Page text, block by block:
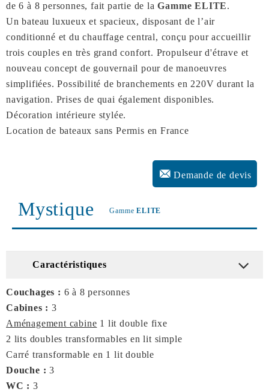
de 6 à 8 personnes, fait partie de laGamme ELITE.
Un bateau luxueux et spacieux, disposant de l’air
conditionné et du chauffage central, conçu pour accueillir
trois couples en très grand confort. Propulseur d'étrave et
nouveau concept de gouvernail pour de manoeuvres
simplifiées. Possibilité de branchements en 220V durant la
navigation. Prises de quai également disponibles.
Décoration intérieure stylée.
Location de bateaux sans Permis en France
Demande de devis
Mystique GammeELITE
Caractéristiques
Couchages : 6 à 8 personnes
Cabines : 3
Aménagement cabine 1 lit double fixe
2 lits doubles transformables en lit simple
Carré transformable en 1 lit double
Douche :3
WC : 3